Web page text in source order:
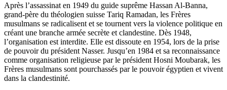
Après l’assassinat en 1949 du guide suprême Hassan Al-Banna,
grand-père du théologien suisse Tariq Ramadan, les Frères
musulmans se radicalisent et se tournent vers la violence politique en
créant une branche armée secrète et clandestine. Dès 1948,
l’organisation est interdite. Elle est dissoute en 1954, lors de la prise
de pouvoir du président Nasser. Jusqu’en 1984 et sa reconnaissance
comme organisation religieuse par le président Hosni Moubarak, les
Frères musulmans sont pourchassés par le pouvoir égyptien et vivent
dans la clandestinité.